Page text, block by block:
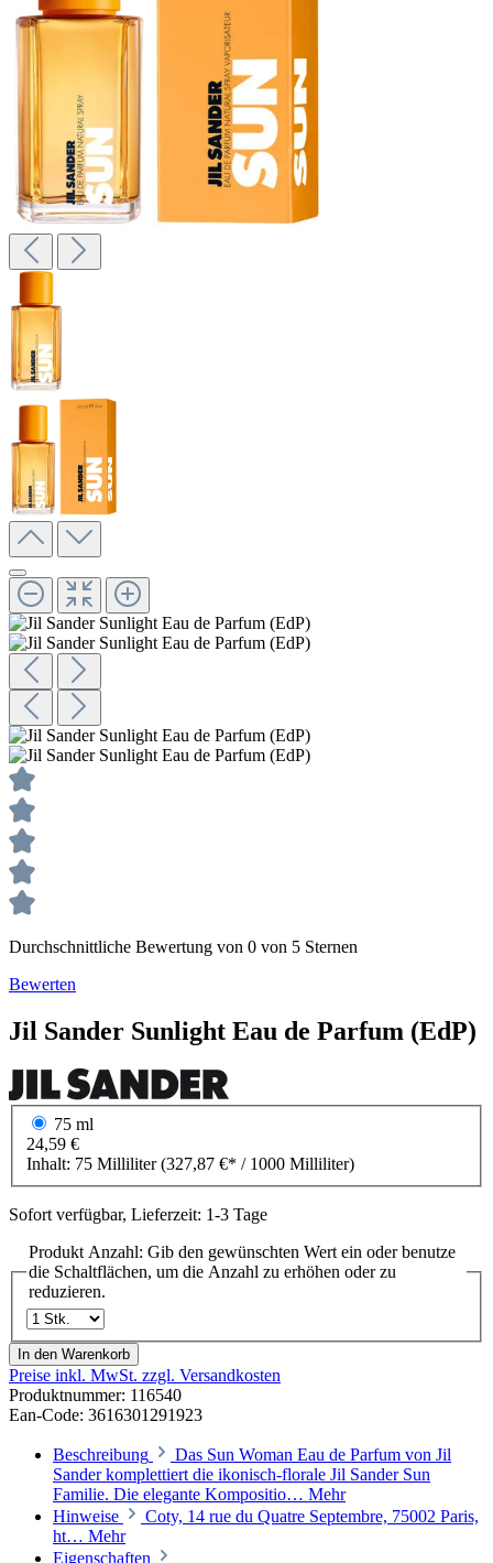
Durchschnittliche Bewertung von 0 von 5 Sternen
Bewerten
Jil Sander Sunlight Eau de Parfum (EdP)
75 ml
24,59 €
Inhalt: 75 Milliliter(327,87 €* / 1000 Milliliter)
Sofort verfügbar, Lieferzeit: 1-3 Tage
Produkt Anzahl: Gib den gewünschten Wert ein oder benutze
die Schaltflächen, um die Anzahl zu erhöhen oder zu
reduzieren.
In den Warenkorb
Preise inkl. MwSt. zzgl. Versandkosten
Produktnummer: 116540
Ean-Code: 3616301291923
Beschreibung
Das Sun Woman Eau de Parfum von Jil
Sander komplettiert die ikonisch-florale Jil Sander Sun
Familie. Die elegante Kompositio… Mehr
Hinweise
Coty, 14 rue du Quatre Septembre, 75002 Paris,
ht… Mehr
Eigenschaften